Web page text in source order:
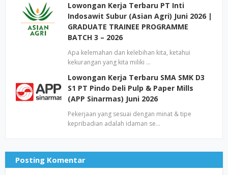
Lowongan Kerja Terbaru PT Inti
Indosawit Subur (Asian Agri) Juni 2026 |
GRADUATE TRAINEE PROGRAMME
BATCH 3 – 2026
Apa kelemahan dan kelebihan kita, ketahui
kekurangan yang kita miliki …
Lowongan Kerja Terbaru SMA SMK D3
S1 PT Pindo Deli Pulp & Paper Mills
(APP Sinarmas) Juni 2026
Pekerjaan yang sesuai dengan minat & tipe
kepribadian adalah idaman se…
Posting Komentar